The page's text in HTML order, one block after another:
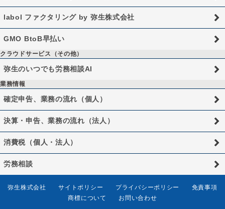
labol ファクタリング by 弥生株式会社
GMO BtoB早払い
クラウドサービス（その他）
弥生のいつでも労務相談AI
業務情報
確定申告、業務の流れ（個人）
決算・申告、業務の流れ（法人）
消費税（個人・法人）
労務相談
弥生株式会社 サイトポリシー プライバシーポリシー
免責事項
商標について
お問い合わせ